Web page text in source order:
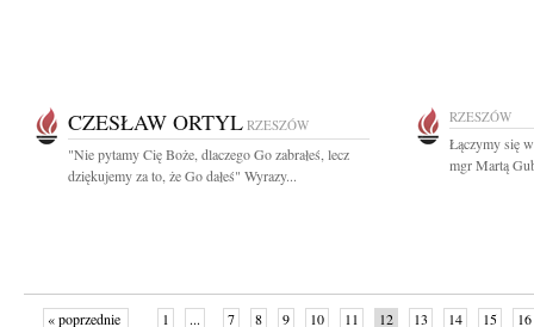
CZESŁAW ORTYL RZESZÓW
"Nie pytamy Cię Boże, dlaczego Go zabrałeś, lecz
dziękujemy za to, że Go dałeś" Wyrazy...
RZESZÓW
Łączymy się
mgr Martą
« poprzednie 1 ... 7 8 9 10 11 12 13 14 15 16